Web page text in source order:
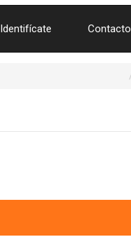
Identifícate Contacto